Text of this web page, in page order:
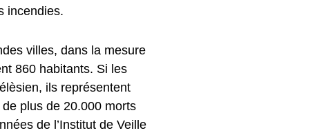
incendies.
villes, dans la mesure
860 habitants. Si les
ils représentent
plus de 20.000 morts
de l’Institut de Veille